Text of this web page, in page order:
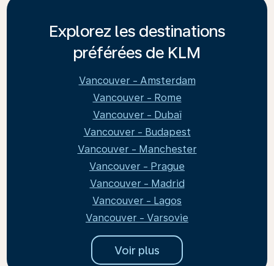
Explorez les destinations
préférées de KLM
Vancouver - Amsterdam
Vancouver - Rome
Vancouver - Dubaï
Vancouver - Budapest
Vancouver - Manchester
Vancouver - Prague
Vancouver - Madrid
Vancouver - Lagos
Vancouver - Varsovie
Voir plus